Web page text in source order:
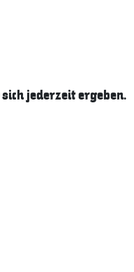
jederzeit ergeben.